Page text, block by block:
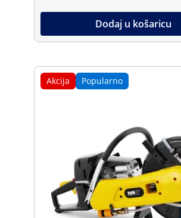
Dodaj u košaricu
Akcija Popularno